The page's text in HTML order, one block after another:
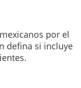
por el
defina si incluye